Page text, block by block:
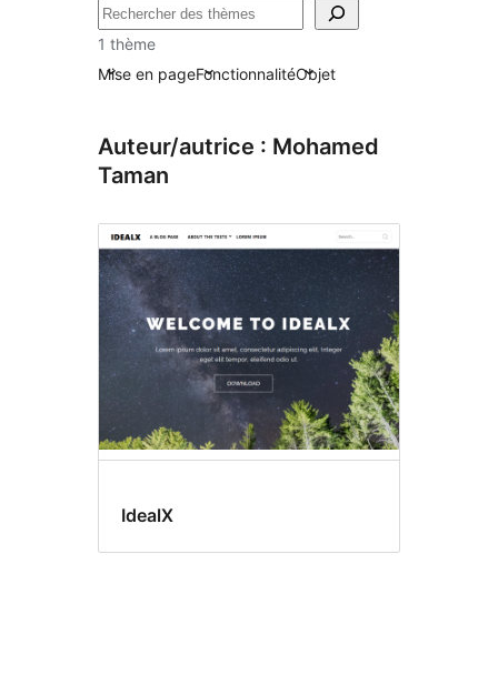
Rechercher
1 thème
Mise en pageFonctionnalitéObjet
Auteur/autrice : Mohamed
Taman
IdealX